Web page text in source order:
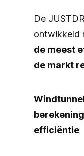
De
ontwikkeld
de meest
de markt
efficiëntie